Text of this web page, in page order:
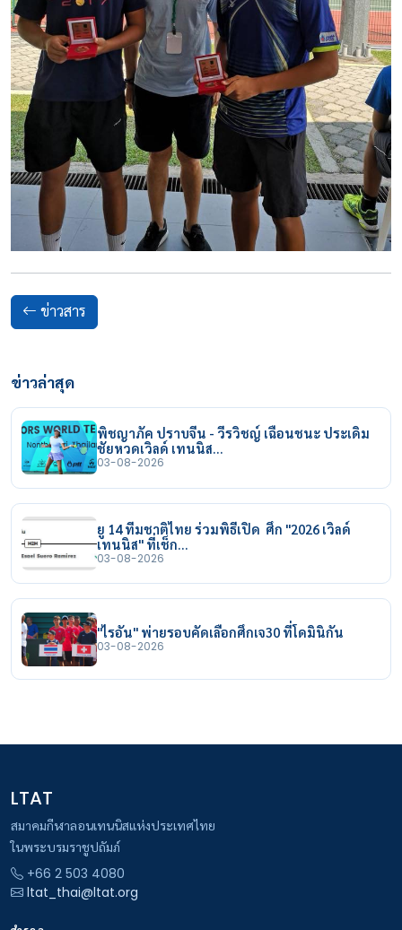
ข่าวสาร
ข่าวล่าสุด
พิชญาภัค ปราบจีน - วีรวิชญ์ เฉือนชนะ ประเดิม
ชัยหวดเวิลด์ เทนนิส…
03-08-2026
ยู 14 ทีมชาติไทย ร่วมพิธีเปิด ศึก "2026 เวิลด์
เทนนิส" ที่เช็ก…
03-08-2026
"ไรอัน" พ่ายรอบคัดเลือกศึกเจ30 ที่โดมินิกัน
03-08-2026
LTAT
สมาคมกีฬาลอนเทนนิสแห่งประเทศไทย
ในพระบรมราชูปถัมภ์
+66 2 503 4080
ltat_thai@ltat.org